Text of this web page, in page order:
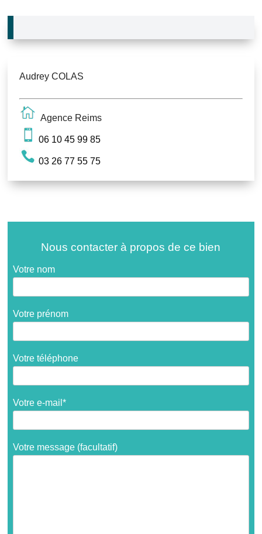
Audrey COLAS
Agence Reims
06 10 45 99 85
03 26 77 55 75
Nous contacter à propos de ce bien
Votre nom
Votre prénom
Votre téléphone
Votre e-mail*
Votre message (facultatif)